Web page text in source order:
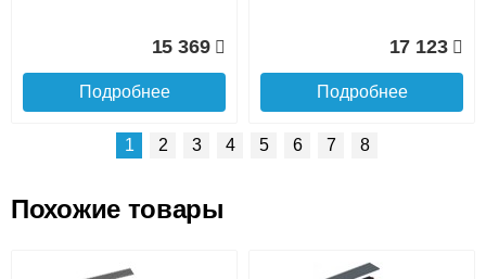
15 369
Подробнее
17 123
Подробнее
Конвектор ITT.090.200.1400 Конвектор ITT.090.200.1300
1 2 3 4 5 6 7 8
Похожие товары